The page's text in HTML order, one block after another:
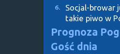
6.
Socjal-browar
takie piwo w
Prognoza
Gość dnia